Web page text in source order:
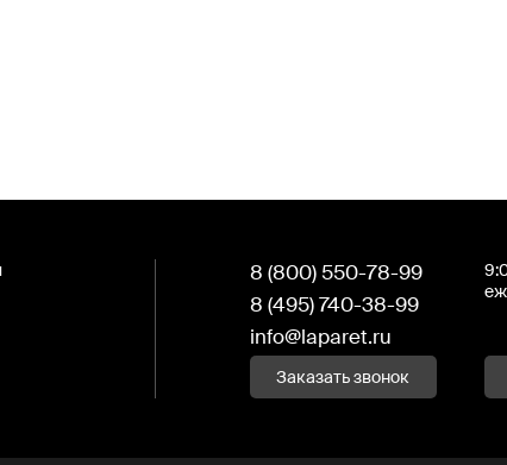
8 (800) 550-78-99
8 (495) 740-38-99
info@laparet.ru
Заказать звонок